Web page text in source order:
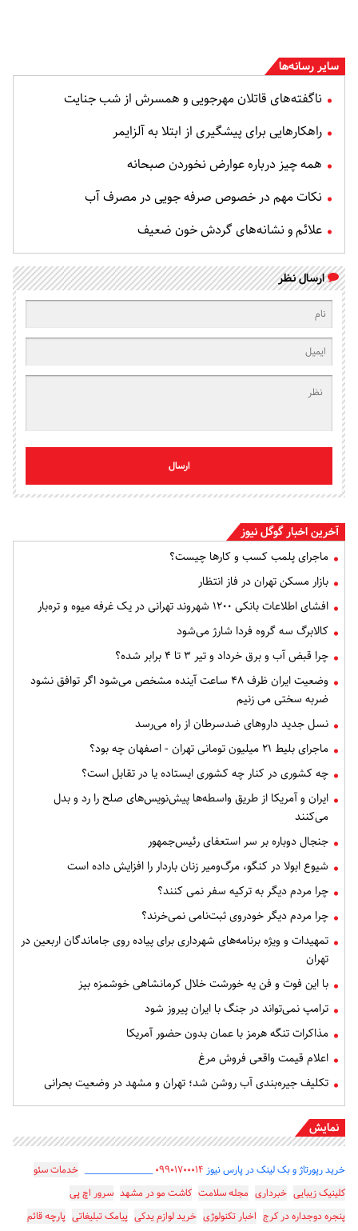
سایر رسانه‌ها
ناگفته‌های قاتلان مهرجویی و همسرش از شب جنایت
راهکارهایی برای پیشگیری از ابتلا به آلزایمر
همه چیز درباره عوارض نخوردن صبحانه
نکات مهم در خصوص صرفه جویی در مصرف آب
علائم و نشانه‌های گردش خون ضعیف
ارسال نظر
ارسال
آخرین اخبار گوگل نیوز
ماجرای پلمب کسب و کارها چیست؟
بازار مسکن تهران در فاز انتظار
افشای اطلاعات بانکی ۱۲۰۰ شهروند تهرانی در یک غرفه میوه و تره‌بار
کالابرگ سه گروه فردا شارژ می‌شود
چرا قبض آب و برق خرداد و تیر ۳ تا ۴ برابر شده؟
وضعیت ایران ظرف ۴۸ ساعت آینده مشخص می‌شود اگر توافق نشود
ضربه سختی می زنیم
نسل جدید داروهای ضدسرطان از راه می‌رسد
ماجرای بلیط ۲۱ میلیون تومانی تهران - اصفهان چه بود؟
چه کشوری در کنار چه کشوری ایستاده یا در تقابل است؟
ایران و آمریکا از طریق واسطه‌ها پیش‌نویس‌های صلح را رد و بدل
می‌کنند
جنجال دوباره بر سر استعفای رئیس‌جمهور
شیوع ابولا در کنگو، مرگ‌ومیر زنان باردار را افزایش داده است
چرا مردم دیگر به ترکیه سفر نمی کنند؟
چرا مردم دیگر خودروی ثبت‌نامی نمی‌خرند؟
تمهیدات و ویژه برنامه‌های شهرداری برای پیاده روی جاماندگان اربعین در
تهران
با این فوت و فن یه خورشت خلال کرمانشاهی خوشمزه بپز
ترامپ نمی‌تواند در جنگ با ایران پیروز شود
مذاکرات تنگه هرمز با عمان بدون حضور آمریکا
اعلام قیمت واقعی فروش مرغ
تکلیف جیره‌بندی آب روشن شد؛ تهران و مشهد در وضعیت بحرانی
نمایش
خرید رپورتاژ و بک لینک در پارس نیوز ۰۹۹۰۱۷۰۰۰۱۴_________________ خدمات سئو
کلینیک زیبایی خبرداری مجله سلامت کاشت مو در مشهد سرور اچ پی
پنجره دوجداره در کرج اخبار تکنولوژی خرید لوازم یدکی پیامک تبلیغاتی پارچه قائم